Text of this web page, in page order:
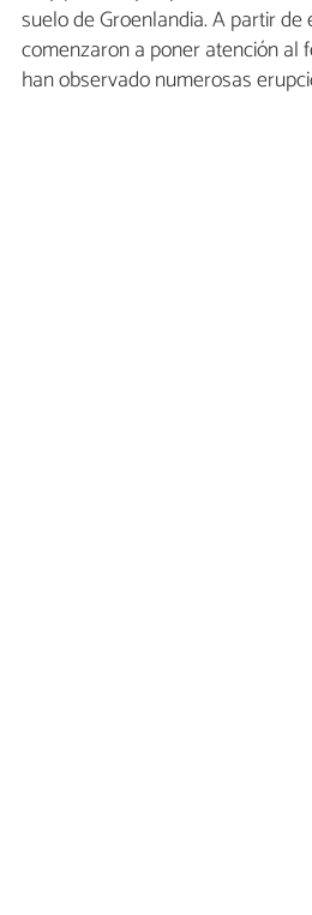
suelo de Groenlandia. A partir
comenzaron a poner atención al
han observado numerosas